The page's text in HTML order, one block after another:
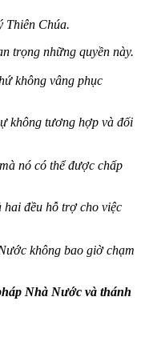
Thiên Chúa.
trọng những quyền này.
không vâng phục
không tương hợp và đối
nó có thể được chấp
đều hỗ trợ cho việc
không bao giờ chạm
Nhà Nước và thánh